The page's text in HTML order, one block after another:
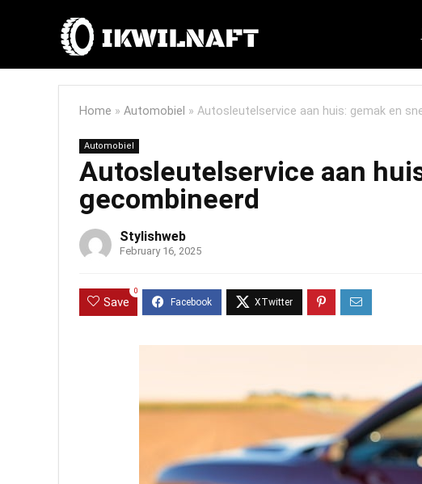
Home » Automobiel » Autosleutelservice aan huis: gemak en
Automobiel
Autosleutelservice aan
gecombineerd
Stylishweb
February 16, 2025
Save
0